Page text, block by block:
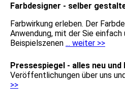
Farbdesigner - selber
Farbwirkung erleben. Der
Anwendung, mit der Sie einfach
Beispielszenen ... weiter >>
Pressespiegel - alles neu und
Veröffentlichungen über uns
>>